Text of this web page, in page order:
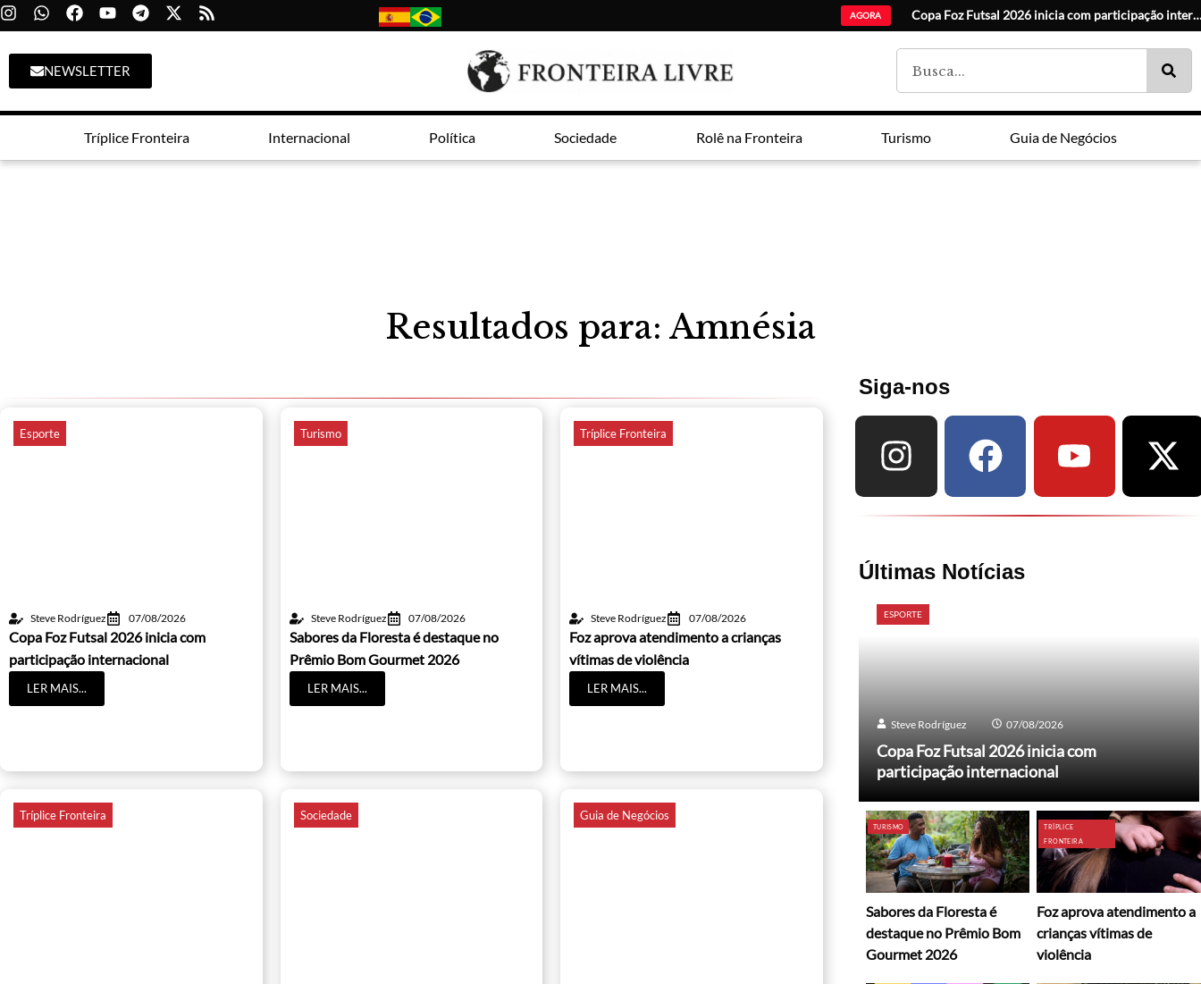
AGORA Sabores da Flore Foz aprova atendimento a crianças vítimas de violência
Prefeitura de Foz abre inscrições para seleção de estagiários
NEWSLETTER
Tríplice Fronteira Internacional Política Sociedade Rolê na Fronteira Turismo Guia de Negócios
Resultados para: Amnésia
Esporte
Steve Rodríguez 07/08/2026
Copa Foz Futsal 2026 inicia com
participação internacional
LER MAIS...
Turismo
Steve Rodríguez 07/08/2026
Sabores da Floresta é destaque no
Prêmio Bom Gourmet 2026
LER MAIS...
Tríplice Fronteira
Steve Rodríguez 07/08/2026
Foz aprova atendimento a crianças
vítimas de violência
LER MAIS...
Tríplice Fronteira Sociedade Guia de Negócios
Siga-nos
Últimas Notícias
ESPORTE
Steve Rodríguez 07/08/2026
Copa Foz Futsal 2026 inicia com
participação internacional
TURISMO
Sabores da Floresta é
destaque no Prêmio Bom
Gourmet 2026
TRÍPLICE
FRONTEIRA
Foz aprova atendimento a
crianças vítimas de
violência